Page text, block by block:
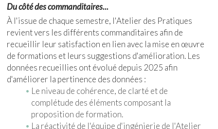
Du côté des commanditaires...
À l'issue de chaque semestre, l'Atelier des Pratiques
revient vers les différents commanditaires afin de
recueillir leur satisfaction en lien avec la mise en œuvre
de formations et leurs suggestions d'amélioration. Les
données recueillies ont évolué depuis 2025 afin
d'améliorer la pertinence des données :
Le niveau de cohérence, de clarté et de
complétude des éléments composant la
proposition de formation.
La réactivité de l'équipe d'ingénierie de l'Atelier